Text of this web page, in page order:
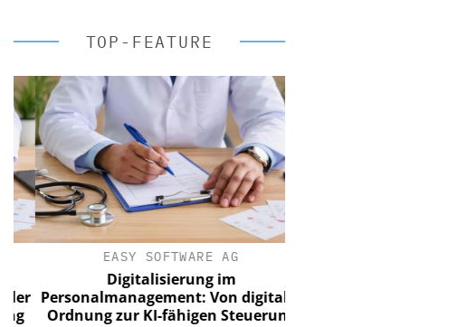
TOP-FEATURE
EASY SOFTWARE AG
Digitalisierung im
Personalmanagement: Von digitaler
Ordnung zur KI-fähigen Steuerung